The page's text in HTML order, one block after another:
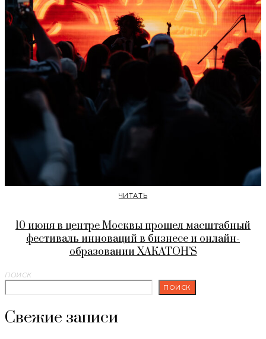
ЧИТАТЬ
10 июня в центре Москвы прошел масштабный
фестиваль инноваций в бизнесе и онлайн-
образовании ХАКАТОН’S
ПОИСК
ПОИСК
Свежие записи